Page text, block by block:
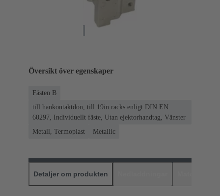
Översikt över egenskaper
Fästen B
till hankontaktdon, till 19in racks enligt DIN EN
60297, Individuellt fäste, Utan ejektorhandtag, Vänster
Metall, Termoplast
Metallic
Detaljer om produkten